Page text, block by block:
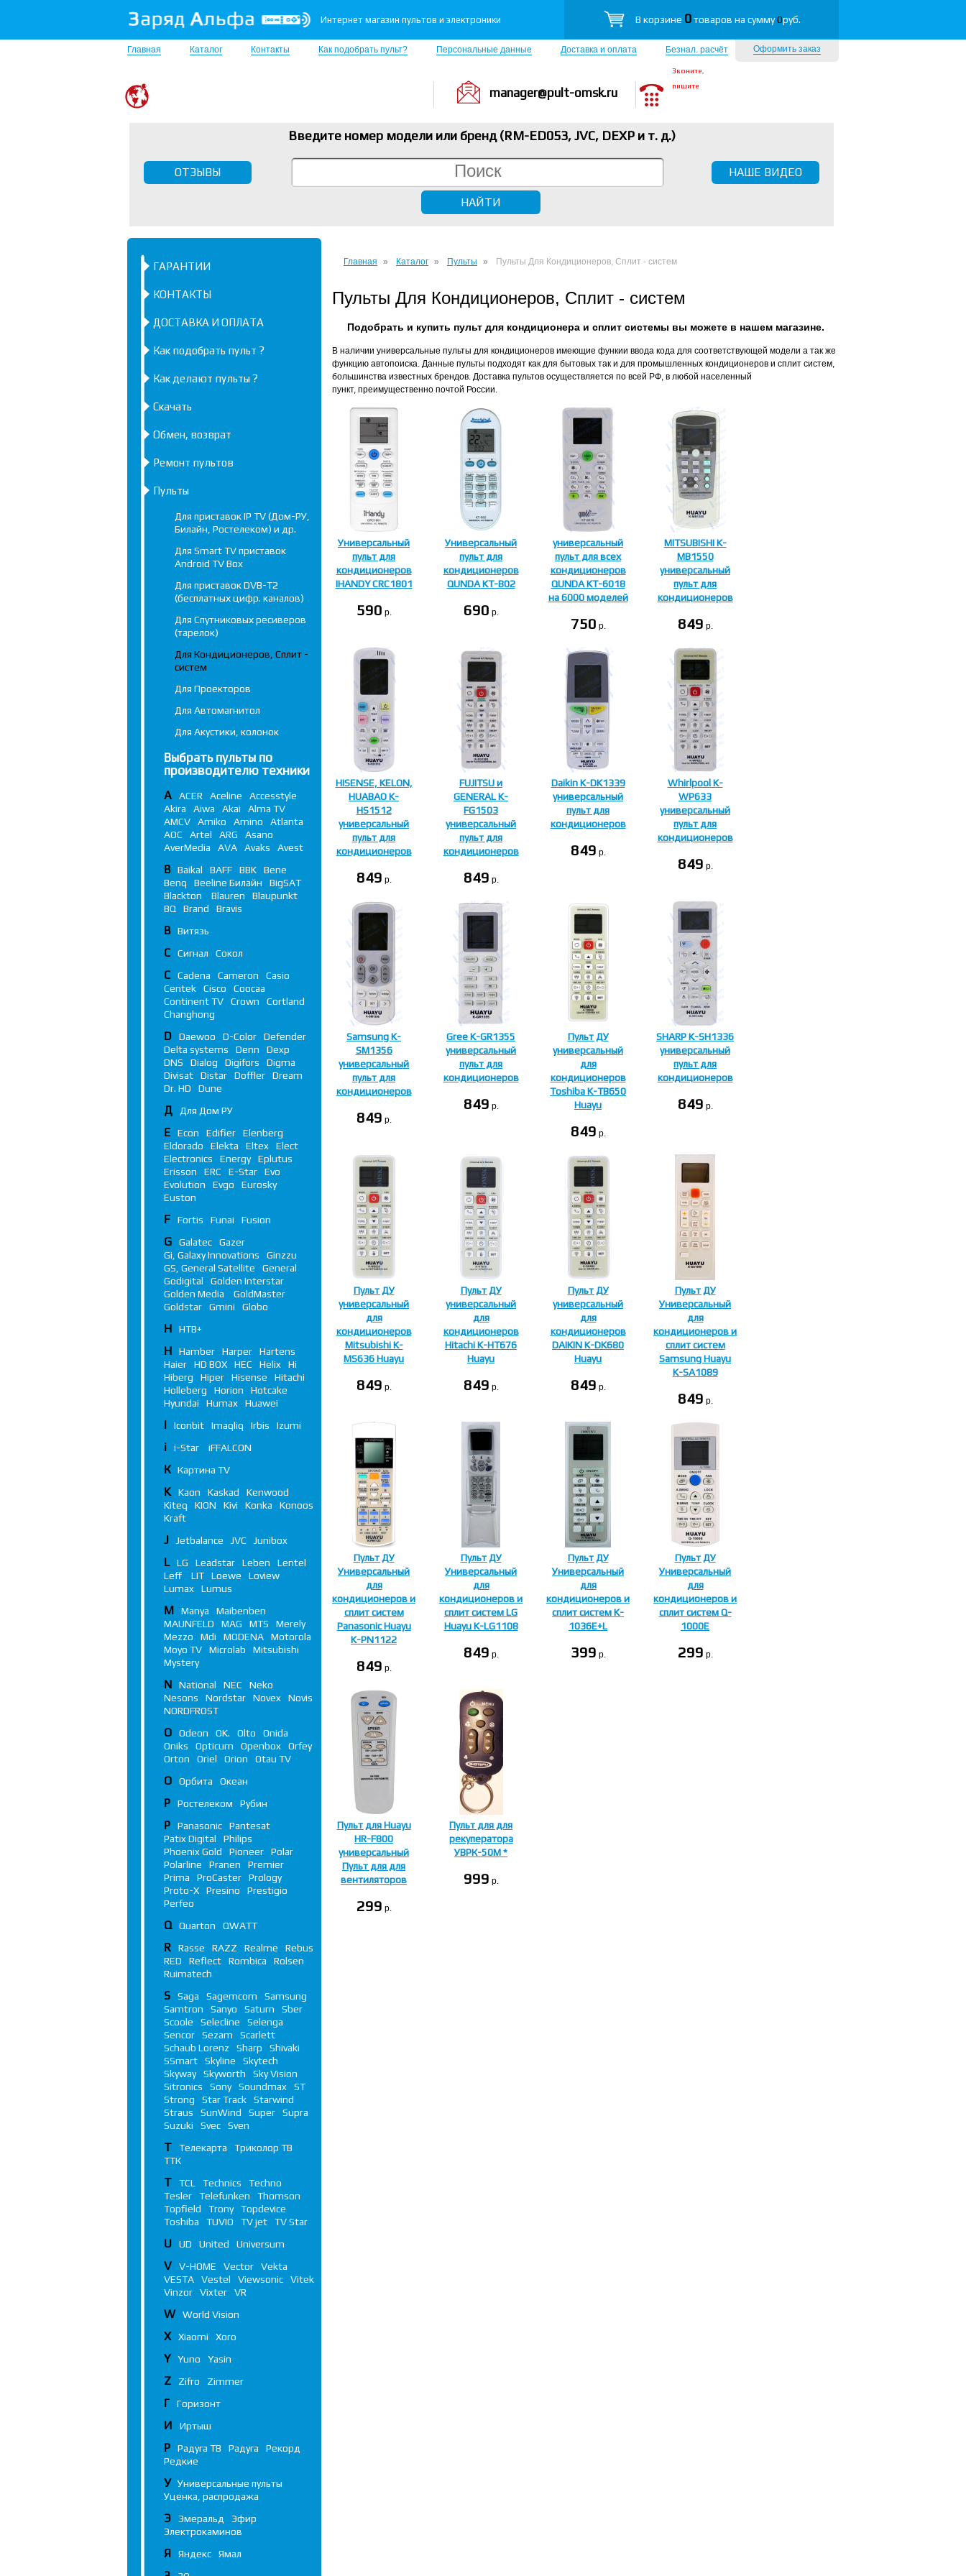
Интернет магазин пультов и электроники В корзине 0товаров на сумму0руб.
Оформить заказ
Главная Каталог Контакты Как подобрать пульт? Персональные данные Доставка и оплата Безнал. расчёт
manager@pult-omsk.ru
Звоните,
пишите
Введите номер модели или бренд (RM-ED053, JVC, DEXP и т. д.)
ОТЗЫВЫ НАШЕ ВИДЕО
Главная Каталог Пульты Пульты Для Кондиционеров, Сплит - систем
Пульты Для Кондиционеров, Сплит - систем
Подобрать и купить пульт для кондиционера и сплит системы вы можете в нашем магазине.
В наличии универсальные пульты для кондиционеров имеющие функии ввода кода для соответствующей модели а так же
функцию автопоиска. Данные пульты подходят как для бытовых так и для промышленных кондиционеров и сплит систем,
большинства известных брендов. Доставка пультов осуществляется по всей РФ, в любой населенный
пункт, преимущественно почтой России.
Универсальный
пульт для
кондиционеров
IHANDY CRC1801
590 p.
Универсальный
пульт для
кондиционеров
QUNDA KT-B02
690 p.
универсальный
пульт для всех
кондиционеров
QUNDA KT-6018
на 6000 моделей
750 p.
MITSUBISHI K-
MB1550
универсальный
пульт для
кондиционеров
849 p.
HISENSE, KELON,
HUABAO K-
HS1512
универсальный
пульт для
кондиционеров
849 p.
FUJITSU и
GENERAL K-
FG1503
универсальный
пульт для
кондиционеров
849 p.
Daikin K-DK1339
универсальный
пульт для
кондиционеров
849 p.
Whirlpool K-
WP633
универсальный
пульт для
кондиционеров
849 p.
Samsung K-
SM1356
универсальный
пульт для
кондиционеров
849 p.
Gree K-GR1355
универсальный
пульт для
кондиционеров
849 p.
Пульт ДУ
универсальный
для
кондиционеров
Toshiba K-TB650
Huayu
849 p.
SHARP K-SH1336
универсальный
пульт для
кондиционеров
849 p.
Пульт ДУ
универсальный
для
кондиционеров
Mitsubishi K-
MS636 Huayu
849 p.
Пульт ДУ
универсальный
для
кондиционеров
Hitachi K-HT676
Huayu
849 p.
Пульт ДУ
универсальный
для
кондиционеров
DAIKIN K-DK680
Huayu
849 p.
Пульт ДУ
Универсальный
для
кондиционеров и
сплит систем
Samsung Huayu
K-SA1089
849 p.
Пульт ДУ
Универсальный
для
кондиционеров и
сплит систем
Panasonic Huayu
K-PN1122
849 p.
Пульт ДУ
Универсальный
для
кондиционеров и
сплит систем LG
Huayu K-LG1108
849 p.
Пульт ДУ
Универсальный
для
кондиционеров и
сплит систем K-
1036E+L
399 p.
Пульт ДУ
Универсальный
для
кондиционеров и
сплит систем Q-
1000E
299 p.
Пульт для Huayu
HR-F800
универсальный
Пульт для для
вентиляторов
299 p.
Пульт для для
рекуператора
УВРК-50М *
999 p.
ГАРАНТИИ
КОНТАКТЫ
ДОСТАВКА И ОПЛАТА
Как подобрать пульт ?
Как делают пульты ?
Скачать
Обмен, возврат
Ремонт пультов
Пульты
Для приставок IP TV (Дом-РУ,
Билайн, Ростелеком) и др.
Для Smart TV приставок
Android TV Box
Для приставок DVB-T2
(бесплатных цифр. каналов)
Для Спутниковых ресиверов
(тарелок)
Для Кондиционеров, Сплит -
систем
Для Проекторов
Для Автомагнитол
Для Акустики, колонок
Выбрать пульты по
производителю техники
A ACER Aceline
Accesstyle
Akira
Aiwa Akai
Alma TV
AMCV
Amiko Amino
Atlanta
AOC
Artel ARG
Asano
AverMedia
AVA Avaks Avest
B Baikal BAFF BBK
Bene
Benq
Beeline Билайн
BigSAT
Blackton
Blauren
Blaupunkt
BQ
Brand Bravis
В Витязь
С Сигнал Сокол
C Cadena Cameron
Casio
Centek
Cisco
Coocaa
Continent TV
Crown
Cortland
Changhong
D Daewoo D-Color
Defender
Delta systems
Denn
Dexp
DNS
Dialog Digifors
Digma
Divisat
Distar Doffler
Dream
Dr. HD
Dune
Д Для Дом РУ
E Econ Edifier
Elenberg
Eldorado
Elekta Eltex
Elect
Electronics
Energy
Eplutus
Erisson
ERC E-Star
Evo
Evolution
Evgo
Eurosky
Euston
F Fortis Funai Fusion
G Galatec
Gazer
Gi, Galaxy Innovations
Ginzzu
GS, General Satellite
General
Godigital
Golden Interstar
Golden Media
GoldMaster
Goldstar
Gmini Globo
Н НТВ+
H Hamber Harper
Hartens
Haier
HD BOX HEC Helix
Hi
Hiberg
Hiper Hisense
Hitachi
Holleberg
Horion
Hotcake
Hyundai
Humax Huawei
I Iconbit Imaqliq Irbis Izumi
i i-Star iFFALСON
К Картина TV
K Kaon Kaskad
Kenwood
Kiteq
KION Kivi Konka
Konoos
Kraft
J Jetbalance JVC Junibox
L LG Leadstar Leben
Lentel
Leff
LIT Loewe
Loview
Lumax
Lumus
M Manya
Maibenben
MAUNFELD
MAG MTS
Merely
Mezzo
Mdi MODENA
Motorola
Moyo TV
Microlab
Mitsubishi
Mystery
N National NEC
Neko
Nesons
Nordstar Novex
Novis
NORDFROST
O Odeon OK. Olto
Onida
Oniks
Opticum Openbox
Orfey
Orton
Oriel Orion Otau TV
О Орбита Океан
Р Ростелеком Рубин
P Panasonic
Pantesat
Patix Digital
Philips
Phoenix Gold
Pioneer
Polar
Polarline
Pranen
Premier
Prima
ProCaster
Prology
Proto-X
Presino
Prestigio
Perfeo
Q Quarton QWATT
R Rasse RAZZ Realme
Rebus
RED
Reflect Rombica
Rolsen
Ruimatech
S Saga Sagemcom
Samsung
Samtron
Sanyo Saturn
Sber
Scoole
Selecline
Selenga
Sencor
Sezam
Scarlett
Schaub Lorenz
Sharp
Shivaki
SSmart
Skyline
Skytech
Skyway
Skyworth
Sky Vision
Sitronics
Sony Soundmax
ST
Strong
Star Track
Starwind
Straus
SunWind Super
Supra
Suzuki
Svec Sven
Т Телекарта
Триколор ТВ
ТТК
T TCL Technics
Techno
Tesler
Telefunken
Thomson
Topfield
Trony
Topdevice
Toshiba
TUVIO TV jet TV Star
U UD United Universum
V V-HOME Vector
Vekta
VESTA
Vestel Viewsonic
Vitek
Vinzor
Vixter VR
W World Vision
X Xiaomi Xoro
Y Yuno Yasin
Z Zifro Zimmer
Г Горизонт
И Иртыш
Р Радуга ТВ Радуга
Рекорд
Редкие
У
Универсальные пульты
Уценка, распродажа
Э Эмеральд
Эфир
Электрокаминов
Я Яндекс Ямал